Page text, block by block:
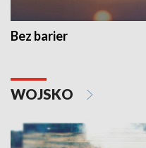
Bez barier
WOJSKO